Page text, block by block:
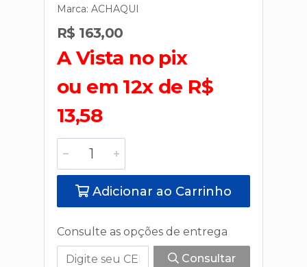
Marca: ACHAQUI
R$ 163,00
A Vista no pix
ou em 12x de R$
13,58
Adicionar ao Carrinho
Consulte as opções de entrega
Consultar